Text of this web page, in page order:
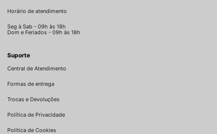
Horário de atendimento
Seg à Sab - 09h às 18h
Dom e Feriados - 09h às 18h
Suporte
Central de Atendimento
Formas de entrega
Trocas e Devoluções
Política de Privacidade
Política de Cookies